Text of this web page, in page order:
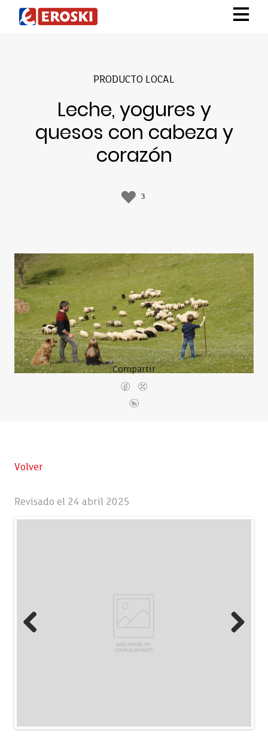
PRODUCTO LOCAL
Leche, yogures y
quesos con cabeza y
corazón
3
Compartir
Volver
Revisado el 24 abril 2025